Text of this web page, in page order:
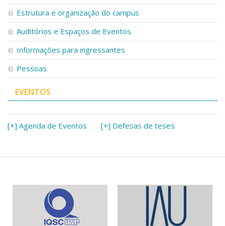
Serviços
Bibliotecas
Apoio ao Estudante
Segurança, Trânsito e Prevenção
RH, Administrativo e Financeiro
Outros serviços
Comunicação
Assessorias e Mídias
Aplicativos e Sites
Jornal da USP
Agenda de Eventos
Estrutura e organização do campus
Auditórios e Espaços de Eventos
Informações para ingressantes
Pessoas
EVENTOS
[+] Agenda de Eventos [+] Defesas de teses